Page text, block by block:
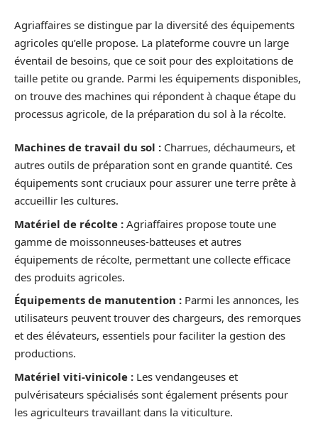
Agriaffaires se distingue par la diversité des équipements
agricoles qu’elle propose. La plateforme couvre un large
éventail de besoins, que ce soit pour des exploitations de
taille petite ou grande. Parmi les équipements disponibles,
on trouve des machines qui répondent à chaque étape du
processus agricole, de la préparation du sol à la récolte.
Machines de travail du sol : Charrues, déchaumeurs, et
autres outils de préparation sont en grande quantité. Ces
équipements sont cruciaux pour assurer une terre prête à
accueillir les cultures.
Matériel de récolte : Agriaffaires propose toute une
gamme de moissonneuses-batteuses et autres
équipements de récolte, permettant une collecte efficace
des produits agricoles.
Équipements de manutention : Parmi les annonces, les
utilisateurs peuvent trouver des chargeurs, des remorques
et des élévateurs, essentiels pour faciliter la gestion des
productions.
Matériel viti-vinicole : Les vendangeuses et
pulvérisateurs spécialisés sont également présents pour
les agriculteurs travaillant dans la viticulture.